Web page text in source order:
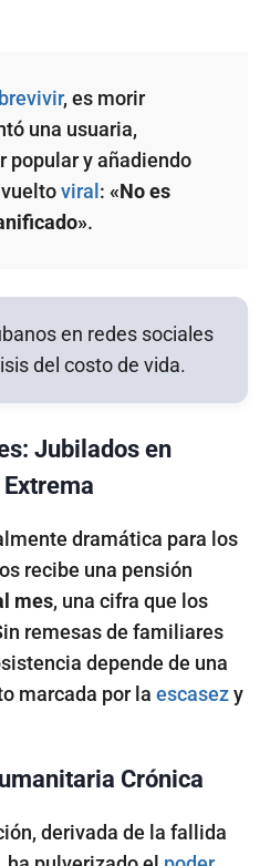
, es morir
una usuaria,
popular y añadiendo
viral: «No es
.
Jubilados en
dramática para los
recibe una pensión
mes, una cifra que los
remesas de familiares
depende de una
marcada por la escasezy
Crónica
derivada de la fallida